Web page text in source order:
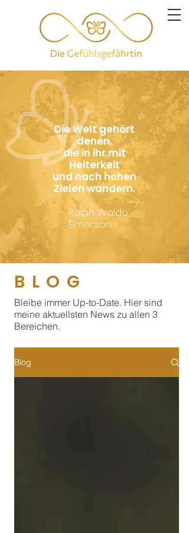
Die Welt gehört
denen,
die in ihr mit
Heiterkeit
und nach hohen
Zielen wandern.
- Ralph Waldo
Emerson -
BLOG
Bleibe immer Up-to-Date. Hier sind
meine aktuellsten News zu allen 3
Bereichen.
Blog